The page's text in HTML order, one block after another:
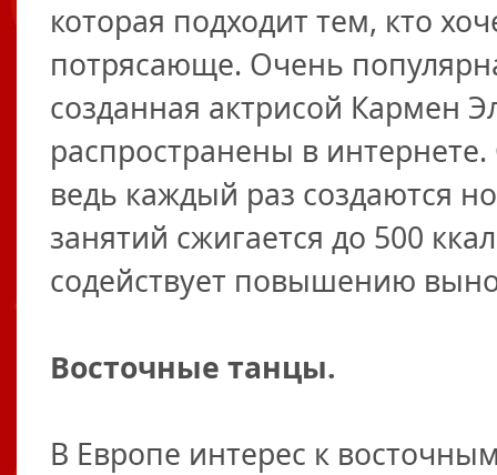
которая подходит тем, кто
потрясающе. Очень
созданная актрисой Кармен
распространены в
ведь каждый раз создаются
занятий сжигается до 500
содействует повышению
Восточные танцы.
В Европе интерес к